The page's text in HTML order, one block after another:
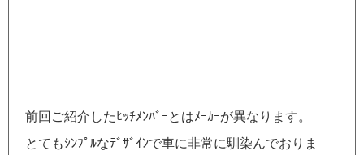
前回ご紹介したﾋｯﾁﾒﾝﾊﾞｰとはﾒｰｶｰが異なります。
とてもｼﾝﾌﾟﾙなﾃﾞｻﾞｲﾝで車に非常に馴染んでおりま